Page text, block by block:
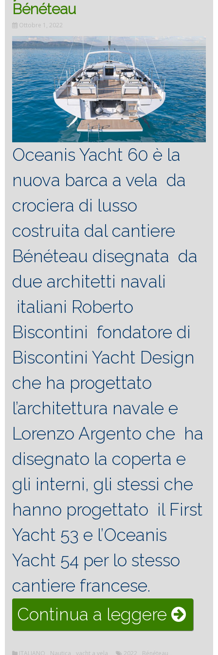
Bénéteau
Ottobre 1, 2022
Oceanis Yacht 60 è la
nuova barca a vela da
crociera di lusso
costruita dal cantiere
Bénéteau disegnata da
due architetti navali
italiani Roberto
Biscontini fondatore di
Biscontini Yacht Design
che ha progettato
l’architettura navale e
Lorenzo Argento che ha
disegnato la coperta e
gli interni, gli stessi che
hanno progettato il First
Yacht 53 e l’Oceanis
Yacht 54 per lo stesso
cantiere francese.
Continua a leggere
ITALIANO , Nautica , yacht a vela 2022 , Bénéteau ,